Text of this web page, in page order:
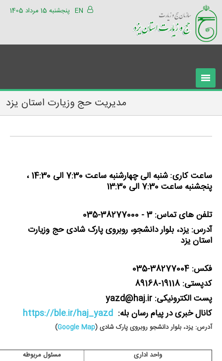
پنجشنبه 15 مرداد 1405 EN
مدیریت حج وزیارت استان یزد
ساعت کاری: شنبه الی چهارشنبه ساعت 7:30 الی 14:30 ،
پنجشنبه ساعت 7:30 الی 13:30
تلفن های تماس: 3 - 38277000-035
آدرس: یزد، بلوار دانشجو، روبروی پارک شادی حج وزیارت
استان یزد
فکس: 38277004-035
کدپستی: 19118-89168
پست الکترونیکی: yazd@haj.ir
کانال خبری در پیام رسان بله: https://ble.ir/haj_yazd
آدرس: یزد، بلوار دانشجو روبروی پارک شادی (Google Map
)
واحد اداری
مسئول مربوطه